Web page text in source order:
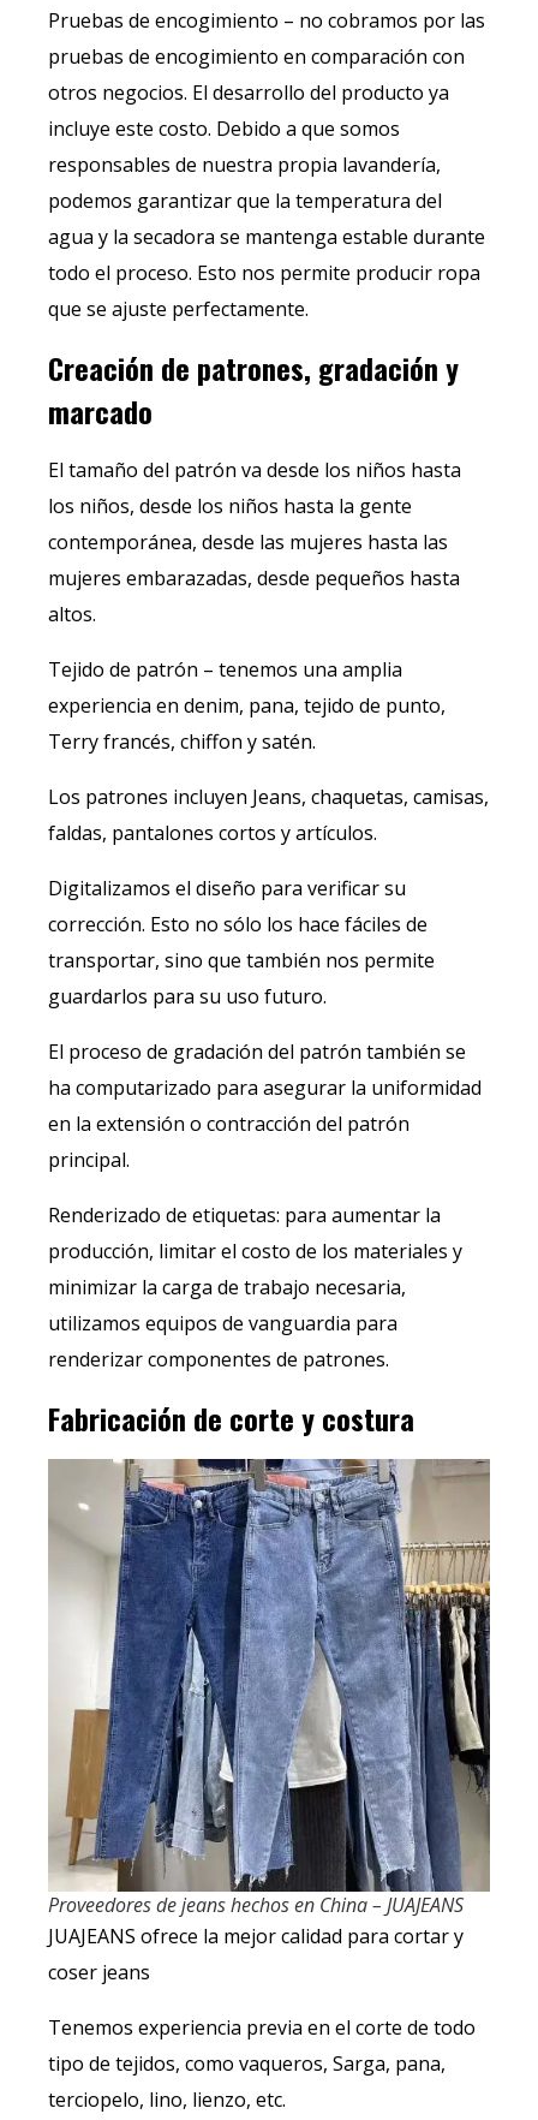
Pruebas de encogimiento – no cobramos por las
pruebas de encogimiento en comparación con
otros negocios. El desarrollo del producto ya
incluye este costo. Debido a que somos
responsables de nuestra propia lavandería,
podemos garantizar que la temperatura del
agua y la secadora se mantenga estable durante
todo el proceso. Esto nos permite producir ropa
que se ajuste perfectamente.
Creación de patrones, gradación y
marcado
El tamaño del patrón va desde los niños hasta
los niños, desde los niños hasta la gente
contemporánea, desde las mujeres hasta las
mujeres embarazadas, desde pequeños hasta
altos.
Tejido de patrón – tenemos una amplia
experiencia en denim, pana, tejido de punto,
Terry francés, chiffon y satén.
Los patrones incluyen Jeans, chaquetas, camisas,
faldas, pantalones cortos y artículos.
Digitalizamos el diseño para verificar su
corrección. Esto no sólo los hace fáciles de
transportar, sino que también nos permite
guardarlos para su uso futuro.
El proceso de gradación del patrón también se
ha computarizado para asegurar la uniformidad
en la extensión o contracción del patrón
principal.
Renderizado de etiquetas: para aumentar la
producción, limitar el costo de los materiales y
minimizar la carga de trabajo necesaria,
utilizamos equipos de vanguardia para
renderizar componentes de patrones.
Fabricación de corte y costura
Proveedores de jeans hechos en China – JUAJEANS
JUAJEANS ofrece la mejor calidad para cortar y
coser jeans
Tenemos experiencia previa en el corte de todo
tipo de tejidos, como vaqueros, Sarga, pana,
terciopelo, lino, lienzo, etc.